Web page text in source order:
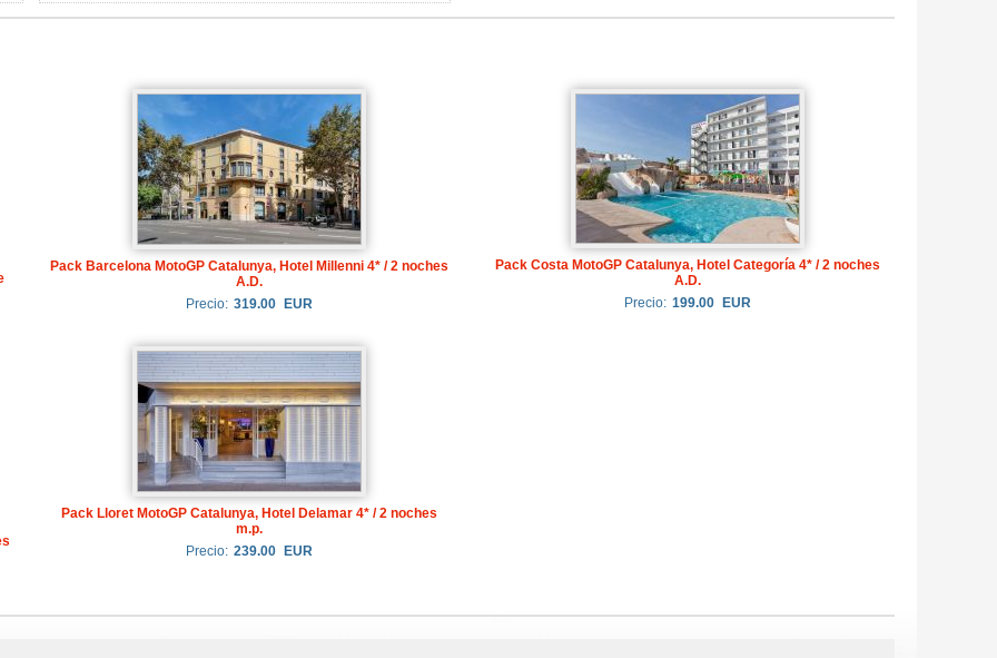
Pack Barcelona MotoGP Catalunya, Hotel Millenni 4* / 2 noches
A.D.
Precio: 319.00 EUR
Pack Costa MotoGP Catalunya, Hotel Categoría 4* / 2 noches
A.D.
Precio: 199.00 EUR
Pack Lloret MotoGP Catalunya, Hotel Delamar 4* / 2 noches
m.p.
Precio: 239.00 EUR